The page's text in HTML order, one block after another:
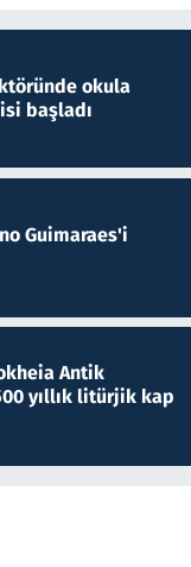
okula
başladı
Guimaraes'i
Antik
yıllık litürjik kap